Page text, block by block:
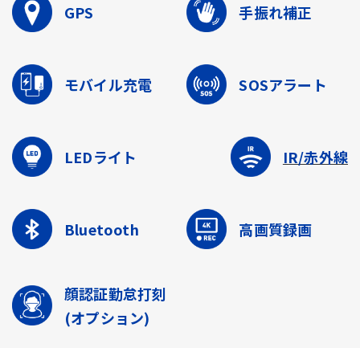
GPS 手振れ補正
モバイル充電 SOSアラート
LEDライト IR/赤外線
Bluetooth 高画質録画
顔認証勤怠打刻
(オプション)